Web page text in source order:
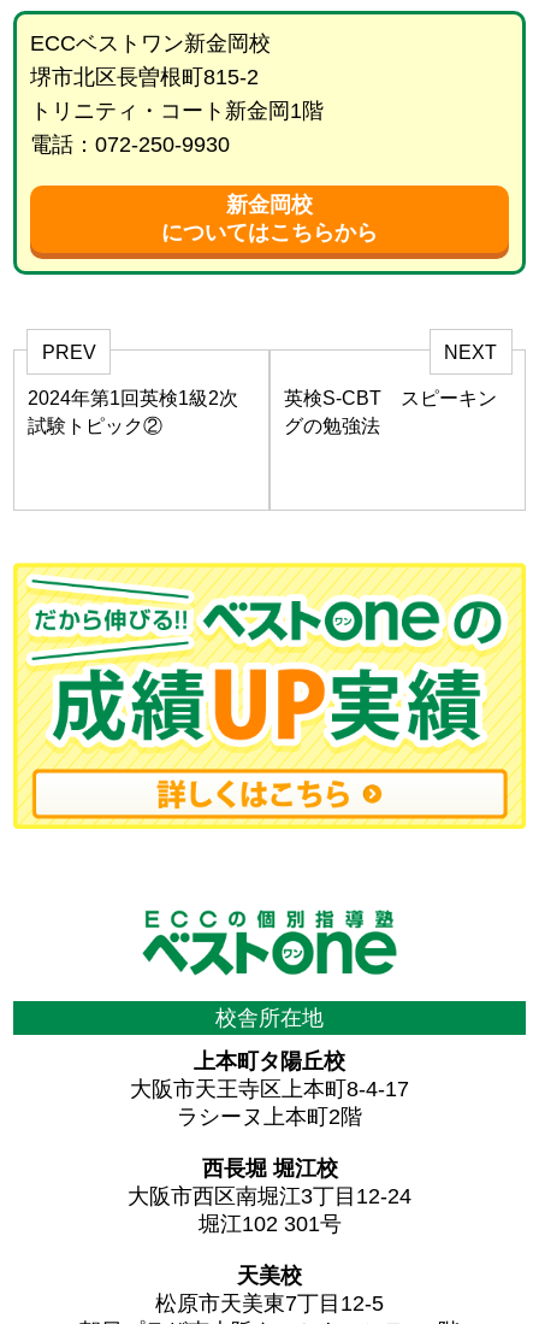
ECCベストワン新金岡校
堺市北区長曽根町815-2
トリニティ・コート新金岡1階
電話：072-250-9930
新金岡校
についてはこちらから
PREV
2024年第1回英検1級2次
試験トピック②
NEXT
英検S-CBT スピーキン
グの勉強法
校舎所在地
上本町タ陽丘校
大阪市天王寺区上本町8-4-17
ラシーヌ上本町2階
西長堀 堀江校
大阪市西区南堀江3丁目12-24
堀江102 301号
天美校
松原市天美東7丁目12-5